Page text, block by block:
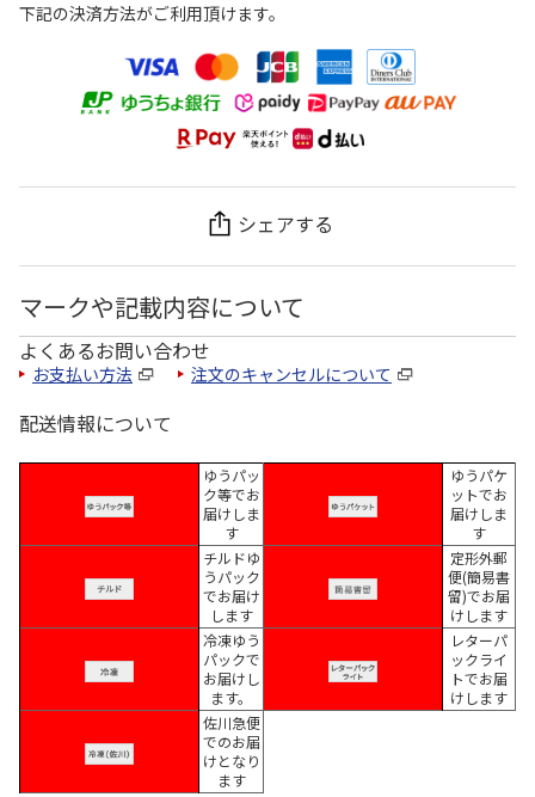
下記の決済方法がご利用頂けます。
シェアする
マークや記載内容について
よくあるお問い合わせ
お支払い方法 注文のキャンセルについて
配送情報について
ゆうパッ
ク等でお
届けしま
す
ゆうパケ
ットでお
届けしま
す
チルドゆ
うパック
でお届け
します
定形外郵
便(簡易書
留)でお届
けします
冷凍ゆう
パックで
お届けし
ます。
レターパ
ックライ
トでお届
けします
佐川急便
でのお届
けとなり
ます